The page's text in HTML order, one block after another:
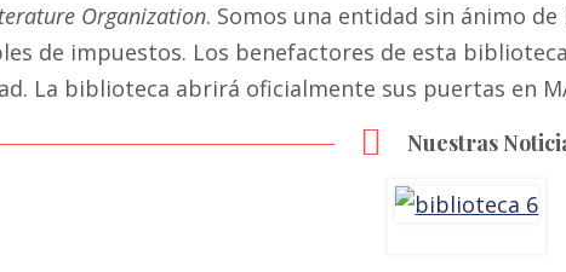
Organization. Somos una entidad sin ánimo de
de impuestos. Los benefactores de esta
La biblioteca abrirá oficialmente sus puertas en
Nuestras